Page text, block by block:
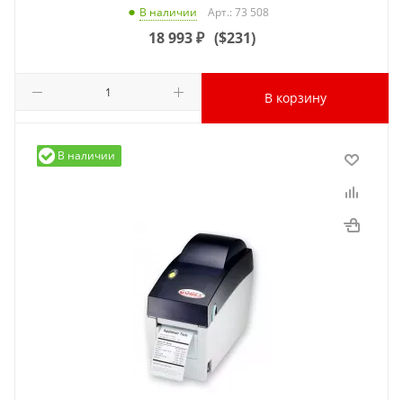
В наличии Арт.: 73 508
18 993₽ ($231)
В корзину
В наличии